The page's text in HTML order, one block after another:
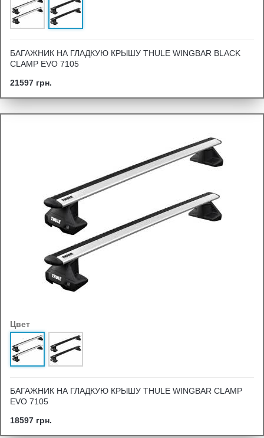
БАГАЖНИК НА ГЛАДКУЮ КРЫШУ THULE WINGBAR BLACK
CLAMP EVO 7105
21597 грн.
Цвет
БАГАЖНИК НА ГЛАДКУЮ КРЫШУ THULE WINGBAR CLAMP
EVO 7105
18597 грн.